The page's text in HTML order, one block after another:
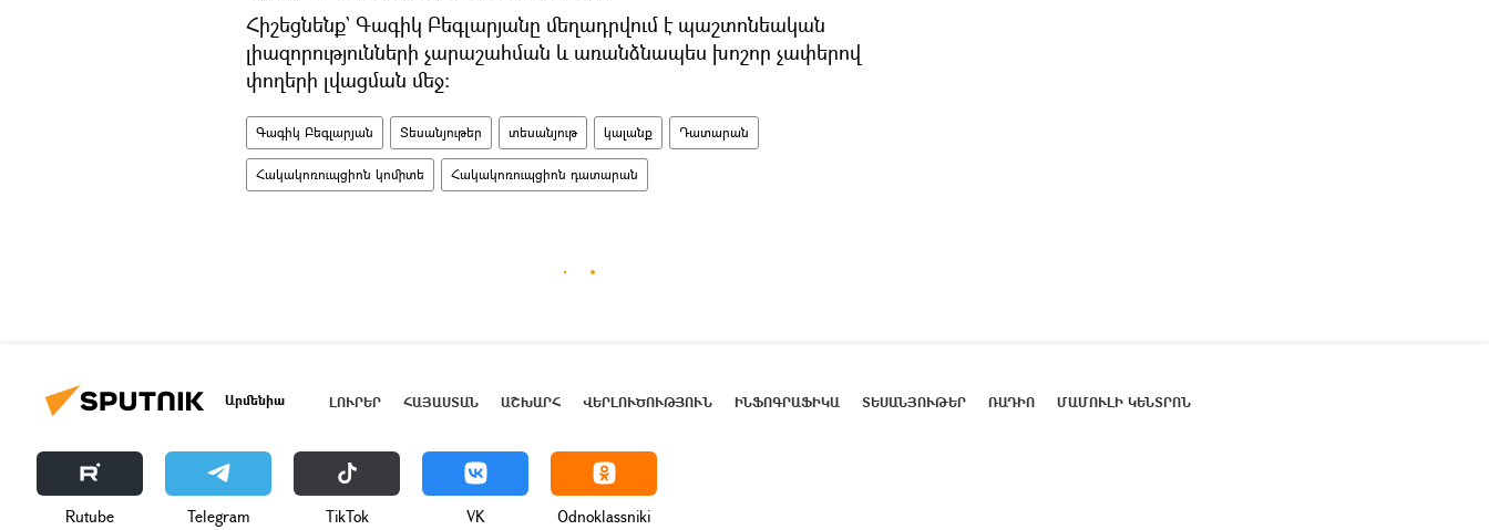
Հիշեցնենք` Գագիկ Բեգլարյանը մեղադրվում է պաշտոնեական
լիազորությունների չարաշահման և առանձնապես խոշոր չափերով
փողերի լվացման մեջ։
Գագիկ Բեգլարյան Տեսանյութեր տեսանյութ կալանք Դատարան
Հակակոռուպցիոն կոմիտե Հակակոռուպցիոն դատարան
Արմենիա ԼՈՒՐԵՐ ՀԱՅԱՍՏԱՆ ԱՇԽԱՐՀ ՎԵՐԼՈՒԾՈՒԹՅՈՒՆ ԻՆՖՈԳՐԱՖԻԿԱ ՏԵՍԱՆՅՈՒԹԵՐ ՌԱԴԻՈ ՄԱՄՈՒԼԻ ԿԵՆՏՐՈՆ
Rutube Telegram ТikТоk VK Odnoklassniki